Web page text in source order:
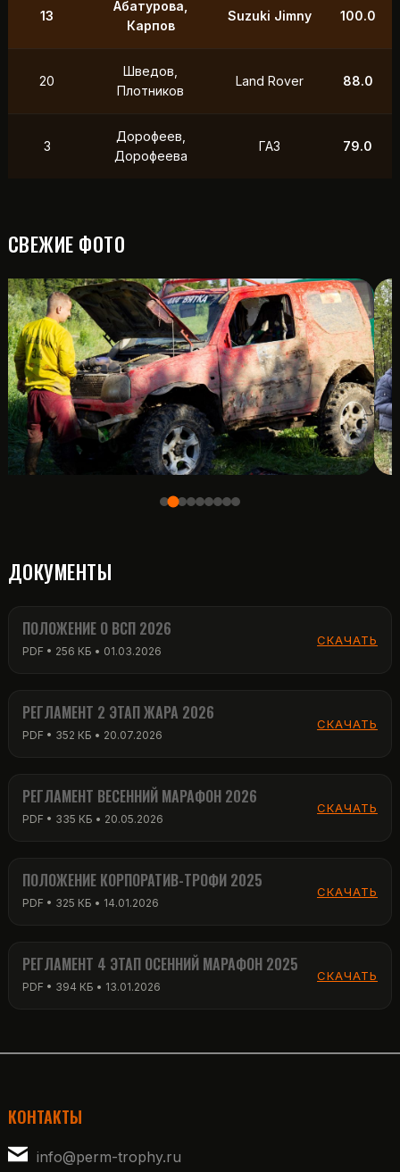
9 Маслов, Ходько УАЗ 250.0
Петухов
Фердман
ПОЛОЖЕНИЕ О ВСП 2026
РЕГЛАМЕНТ 2 ЭТАП ЖАРА 2026
РЕГЛАМЕНТ ВЕСЕННИЙ МАРАФОН 2026
ПОЛОЖЕНИЕ КОРПОРАТИВ-ТРОФИ 2025
РЕГЛАМЕНТ 4 ЭТАП ОСЕННИЙ МАРАФОН 2025
КОНТАКТЫ